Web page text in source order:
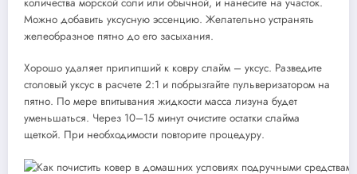
Можно добавить уксусную эссенцию. Желательно устранять
желеобразное пятно до его засыхания.
Хорошо удаляет прилипший к ковру слайм – уксус. Разведите
столовый уксус в расчете 2:1 и побрызгайте пульверизатором на
пятно. По мере впитывания жидкости масса лизуна будет
уменьшаться. Через 10–15 минут очистите остатки слайма
щеткой. При необходимости повторите процедуру.